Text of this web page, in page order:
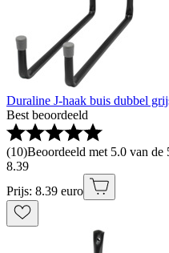
Duraline J-haak buis dubbel
Best beoordeeld
(10)Beoordeeld met 5.0 van de
8.39
Prijs: 8.39 euro